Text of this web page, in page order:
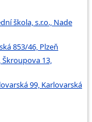
škola, s.r.o., Nade
853/46, Plzeň
13,
99, Karlovarská